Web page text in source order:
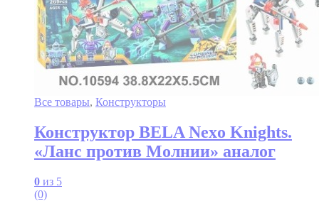
Все товары, Конструкторы
Конструктор BELA Nexo Knights.
«Ланс против Молнии» аналог
0 из 5
(0)